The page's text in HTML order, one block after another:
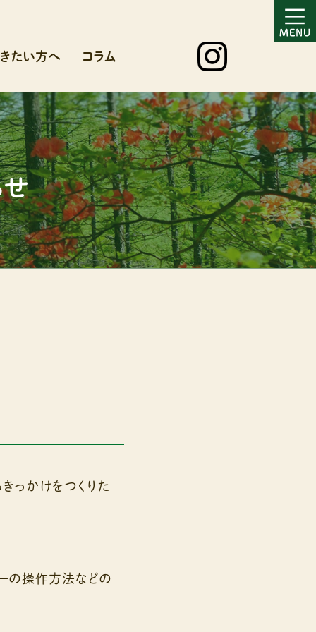
たい方へ コラム
っかけをつくりた
の操作方法などの